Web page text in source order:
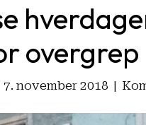
overgrep
7. november 2018 |